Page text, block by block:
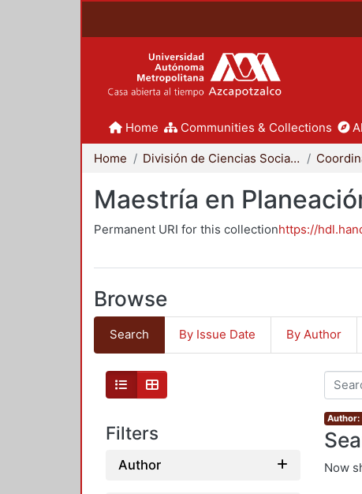
Home Communities & Collections
Home División de Ciencias Sociales y Humanidades
Maestría en
Permanent URI for this collectionhttps://
Browse
Search By Issue Date By Author
Filters
Author
Author:
Now